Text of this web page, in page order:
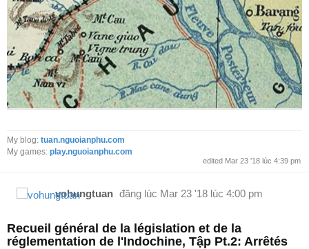
My blog: tuan.nguoianphu.com
My games: play.nguoianphu.com
edited Mar 23 '18 lúc 4:39 pm
vohungtuan đăng lúc Mar 23 '18 lúc 4:00 pm
Recueil général de la législation et de la
réglementation de l'Indochine, Tập Pt.2: Arrêtés